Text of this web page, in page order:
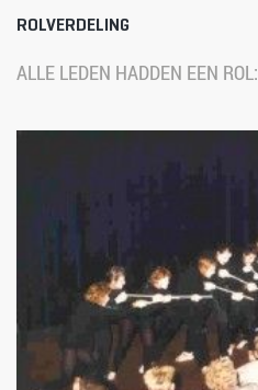
ROLVERDELING
ALLE LEDEN HADDEN EEN ROL: